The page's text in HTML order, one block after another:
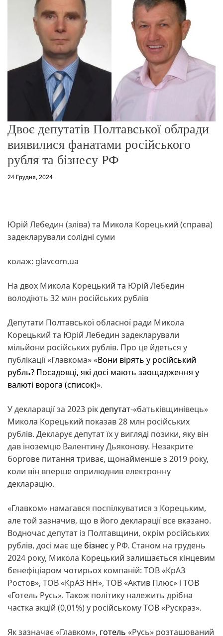
о
р
е
м
у
Двоє депутатів Полтавської облради
виявилися фанатами російського
рубля та бізнесу РФ
24 Грудня, 2024
Юрій Лебедин (зліва) та Микола Корецький (справа)
задекларували солідні суми
колаж: glavcom.ua
На двох Микола Корецький та Юрій Лебедин
володіють 32 млн російських рублів
Депутати Полтавської обласної ради Микола
Корецький та Юрій Лебедин задекларували
мільйони російських рублів. Про це йдеться у
публікації «Главкома» «Вони вірять у російський
рубль? Посадовці, які досі мають заощадження у
валюті ворога (список)».
У декларації за 2023 рікдепутат-«батьківщинівець»
Микола Корецький показав 28 млн російських
рублів. Декларує депутат їх у вигляді позики, яку він
дав іноземцю Валентину Дьяконову. Незакрите
боргове питання триває, щонайменше з 2019 року,
коли він вперше оприлюднив електронну
декларацію.
«Главком» намагався поспілкуватися з Корецьким,
але той зазначив, що в його декларації все вказано.
Водночас депутат із Полтавщини, окрім російських
рублів, досі має ще бізнес у РФ. Станом на грудень
2024 року, Микола Корецький залишається кінцевим
бенефіціаром чотирьох компаній: ТОВ «КрАЗ
Ростов», ТОВ «КрАЗ НН», ТОВ «Актив Плюс» і ТОВ
«Готель Русь». Також політику належить дрібна
частка акцій (0,01%) у російському ТОВ «Рускраз».
Як зазначає «Главком», готель «Русь» розташований